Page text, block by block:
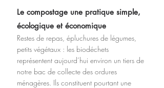
Le compostage une pratique simple,
écologique et économique
Restes de repas, épluchures de légumes,
petits végétaux : les biodéchets
représentent aujourd’hui environ un tiers de
notre bac de collecte des ordures
ménagères. Ils constituent pourtant une